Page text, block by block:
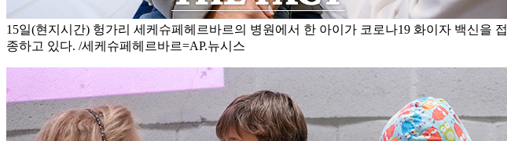
15일(현지시간) 헝가리 세케슈페헤르바르의 병원에서 한 아이가 코로나19 화이자 백신을 접
종하고 있다. /세케슈페헤르바르=AP.뉴시스